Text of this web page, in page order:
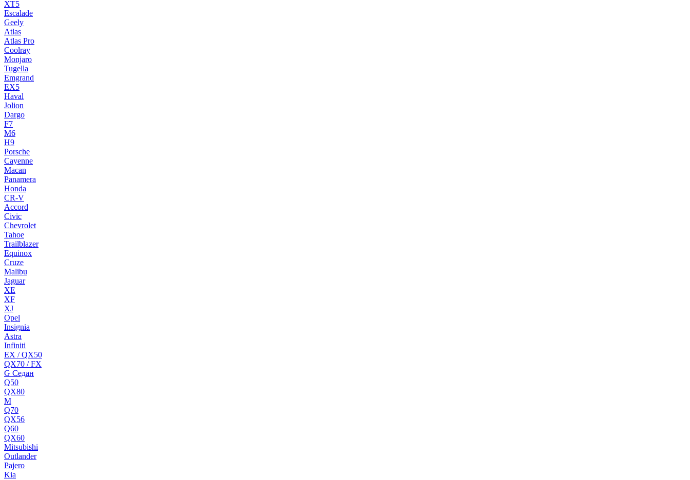
XT5
Escalade
Geely
Atlas
Atlas Pro
Coolray
Monjaro
Tugella
Emgrand
EX5
Haval
Jolion
Dargo
F7
M6
H9
Porsche
Cayenne
Macan
Panamera
Honda
CR-V
Accord
Civic
Chevrolet
Tahoe
Trailblazer
Equinox
Cruze
Malibu
Jaguar
XE
XF
XJ
Opel
Insignia
Astra
Infiniti
EX / QX50
QX70 / FX
G Cедан
Q50
QX80
M
Q70
QX56
Q60
QX60
Mitsubishi
Outlander
Pajero
Kia